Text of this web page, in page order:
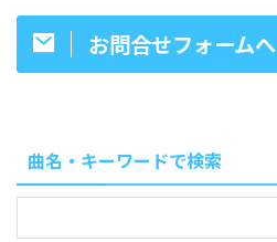
お問合せフォームへ
曲名・キーワードで検索